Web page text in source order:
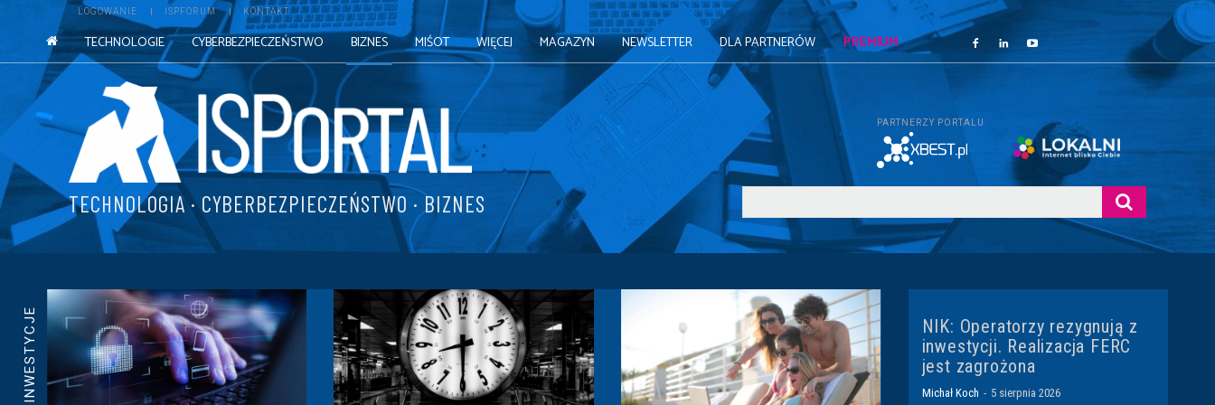
LOGOWANIE ISPFORUM KONTAKT
TECHNOLOGIE CYBERBEZPIECZEŃSTWO BIZNES MIŚOT WIĘCEJ MAGAZYN NEWSLETTER DLA PARTNERÓW PREMIUM
TECHNOLOGIA · CYBERBEZPIECZEŃSTWO · BIZNES
PARTNERZY PORTALU
INWESTYCJE
NIK: Operatorzy rezygnują z
inwestycji. Realizacja FERC
jest zagrożona
Michał Koch - 5 sierpnia 2026